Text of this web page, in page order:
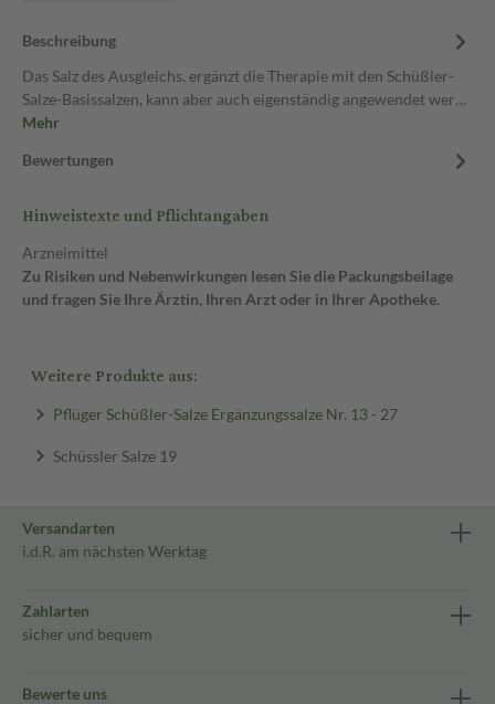
Beschreibung
Das Salz des Ausgleichs. ergänzt die Therapie mit den Schüßler-
Salze-Basissalzen, kann aber auch eigenständig angewendet wer…
Mehr
Bewertungen
Hinweistexte und Pflichtangaben
Arzneimittel
Zu Risiken und Nebenwirkungen lesen Sie die Packungsbeilage
und fragen Sie Ihre Ärztin, Ihren Arzt oder in Ihrer Apotheke.
Weitere Produkte aus:
Pflüger Schüßler-Salze Ergänzungssalze Nr. 13 - 27
Schüssler Salze 19
Versandarten
i.d.R. am nächsten Werktag
Zahlarten
sicher und bequem
Bewerte uns